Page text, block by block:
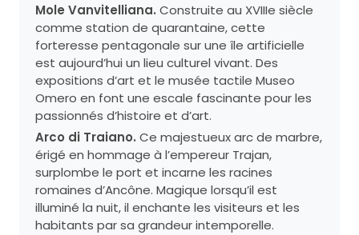
Mole Vanvitelliana. Construite au XVIIIe siècle
comme station de quarantaine, cette
forteresse pentagonale sur une île artificielle
est aujourd’hui un lieu culturel vivant. Des
expositions d’art et le musée tactile Museo
Omero en font une escale fascinante pour les
passionnés d’histoire et d’art.
Arco di Traiano. Ce majestueux arc de marbre,
érigé en hommage à l’empereur Trajan,
surplombe le port et incarne les racines
romaines d’Ancône. Magique lorsqu’il est
illuminé la nuit, il enchante les visiteurs et les
habitants par sa grandeur intemporelle.